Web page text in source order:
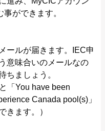
ができます。
ールが届きます。IEC申
意味合いのメールなの
ちましょう。
「You have been
Canada pool(s)」
きます。）